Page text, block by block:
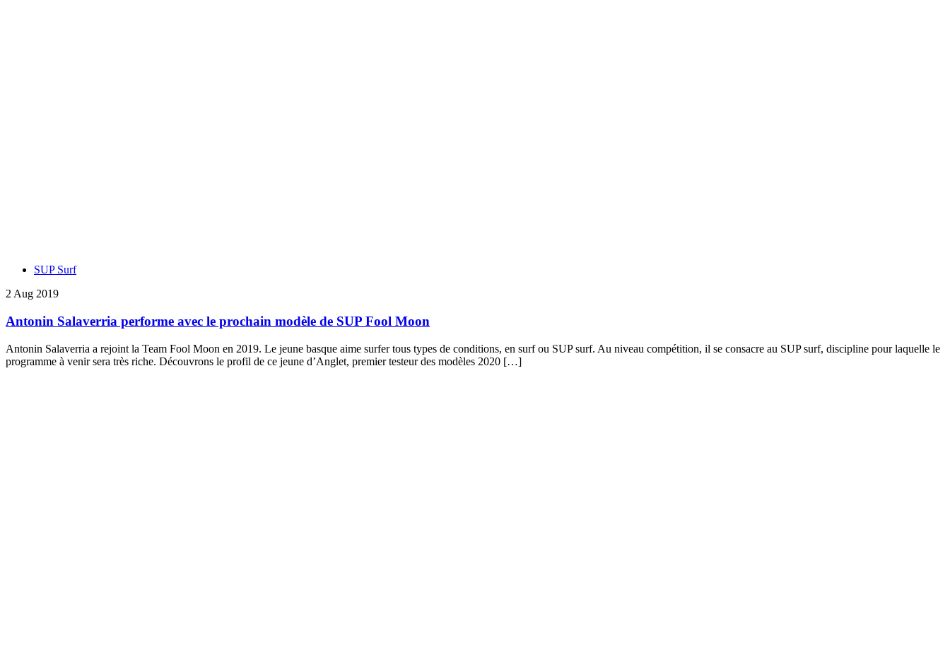
SUP Surf
2 Aug 2019
Antonin Salaverria performe avec le prochain modèle de SUP Fool Moon
Antonin Salaverria a rejoint la Team Fool Moon en 2019. Le jeune basque aime surfer tous types de conditions, en surf ou SUP surf. Au niveau compétition, il se consacre au SUP surf, discipline pour laquelle le
programme à venir sera très riche. Découvrons le profil de ce jeune d’Anglet, premier testeur des modèles 2020 […]